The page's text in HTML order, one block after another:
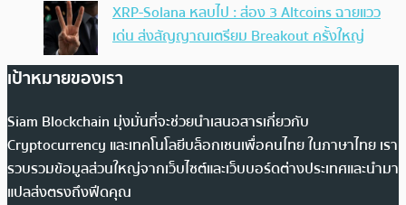
XRP-Solana หลบไป : ส่อง 3 Altcoins ฉายแวว
เด่น ส่งสัญญาณเตรียม Breakout ครั้งใหญ่
เป้าหมายของเรา
Siam Blockchain มุ่งมั่นที่จะช่วยนำเสนอสารเกี่ยวกับ
Cryptocurrency และเทคโนโลยีบล็อกเชนเพื่อคนไทย ในภาษาไทย เรา
รวบรวมข้อมูลส่วนใหญ่จากเว็บไซต์และเว็บบอร์ดต่างประเทศและนำมา
แปลส่งตรงถึงฟีดคุณ